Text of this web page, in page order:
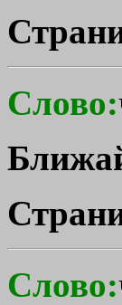
Слово:
Слово: